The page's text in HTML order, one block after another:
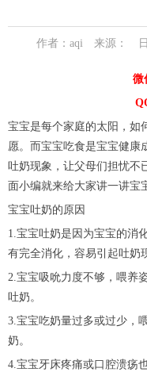
作者：aqi 来源： 日
微
宝宝是每个家庭的太阳，如
愿。而宝宝吃食是宝宝健康
吐奶现象，让父母们担忧不
面小编就来给大家讲一讲宝
宝宝吐奶的原因
1.宝宝吐奶是因为宝宝的消
有完全消化，容易引起吐奶
2.宝宝吸吮力度不够，喂养
吐奶。
3.宝宝吃奶量过多或过少，
奶。
4.宝宝牙床疼痛或口腔溃疡